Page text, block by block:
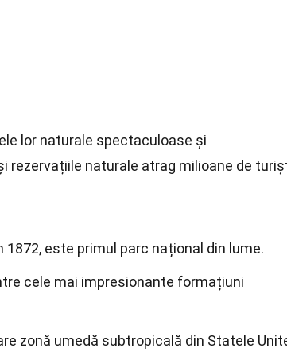
lor naturale spectaculoase și
rezervațiile naturale atrag milioane de
este primul parc național din lume.
cele mai impresionante formațiuni
zonă umedă subtropicală din Statele